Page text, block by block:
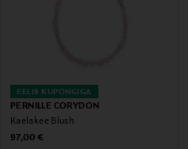
EELIS KUPONGIGA
PERNILLE CORYDON
Kaelakee Blush
Original Price
97,00 €